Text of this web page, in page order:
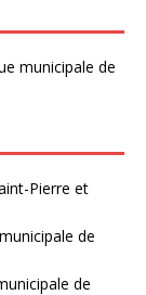
municipale de
Pierre et
de
de